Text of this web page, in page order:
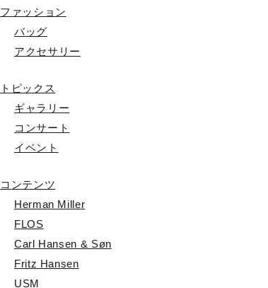
ファッション
バッグ
アクセサリー
トピックス
ギャラリー
コンサート
イベント
コンテンツ
Herman Miller
FLOS
Carl Hansen & Søn
Fritz Hansen
USM